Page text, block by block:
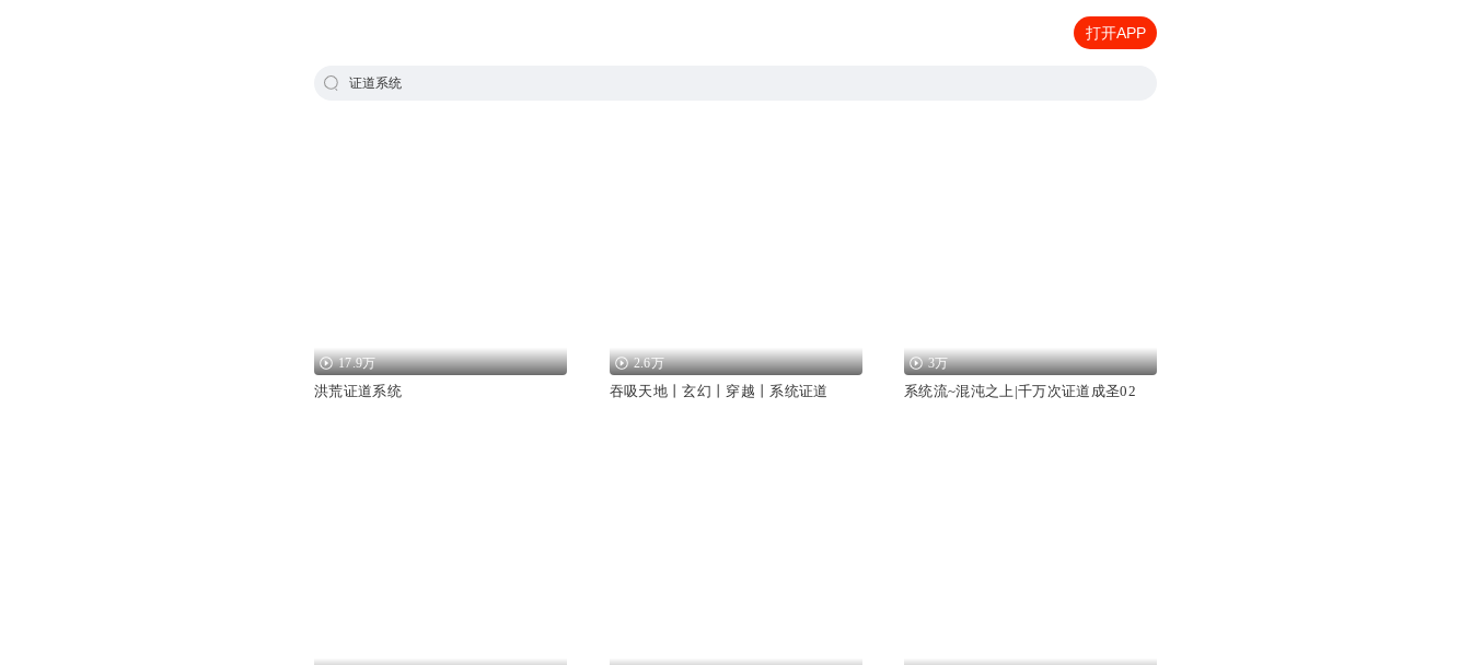
打开APP
证道系统
17.9万
洪荒证道系统
2.6万
吞吸天地丨玄幻丨穿越丨系统证道
3万
系统流~混沌之上|千万次证道成圣02